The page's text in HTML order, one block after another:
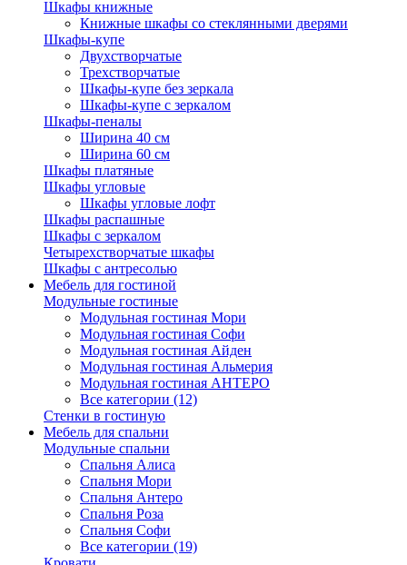
Шкафы книжные
Книжные шкафы со стеклянными дверями
Шкафы-купе
Двухстворчатые
Трехстворчатые
Шкафы-купе без зеркала
Шкафы-купе с зеркалом
Шкафы-пеналы
Ширина 40 см
Ширина 60 см
Шкафы платяные
Шкафы угловые
Шкафы угловые лофт
Шкафы распашные
Шкафы с зеркалом
Четырехстворчатые шкафы
Шкафы с антресолью
Мебель для гостиной
Модульные гостиные
Модульная гостиная Мори
Модульная гостиная Софи
Модульная гостиная Айден
Модульная гостиная Альмерия
Модульная гостиная АНТЕРО
Все категории (12)
Стенки в гостиную
Мебель для спальни
Модульные спальни
Спальня Алиса
Спальня Мори
Спальня Антеро
Спальня Роза
Спальня Софи
Все категории (19)